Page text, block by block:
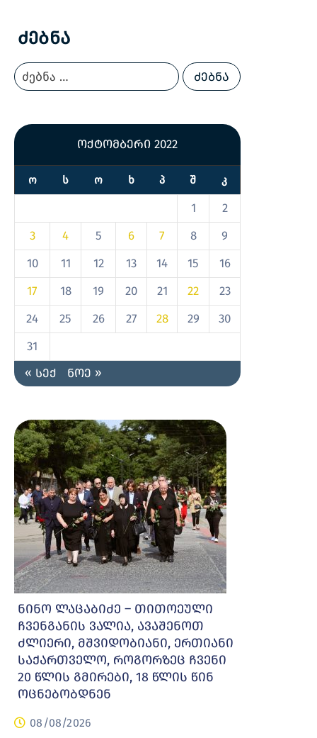
Ძებნა
ოქტომბერი 2022
Ო Ს Ო Ხ Პ Შ Კ
1
2
3
4 5 6 7 8
9
10
11 12 13 14 15
16
17
18 19 20 21 22
23
24
25 26 27 28 29
30
31
« სექ
ნოე »
ნინო ლაცაბიძე – თითოეული
ჩვენგანის ვალია, ავაშენოთ
ძლიერი, მშვიდობიანი, ერთიანი
საქართველო, როგორზეც ჩვენი
20 წლის გმირები, 18 წლის წინ
ოცნებობდნენ
08/08/2026